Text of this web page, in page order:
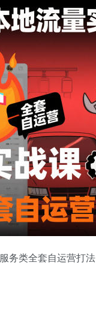
务类全套自运营打法